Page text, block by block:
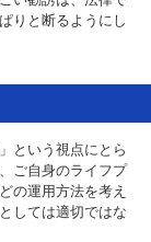
りと断るようにし
という視点にとら
ご自身のライフプ
の運用方法を考え
しては適切ではな